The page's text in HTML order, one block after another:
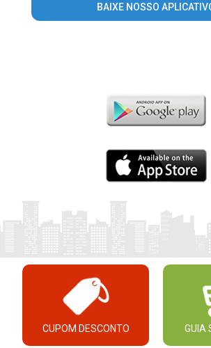
BAIXE NOSSO
CUPOM DESCONTO GUIA